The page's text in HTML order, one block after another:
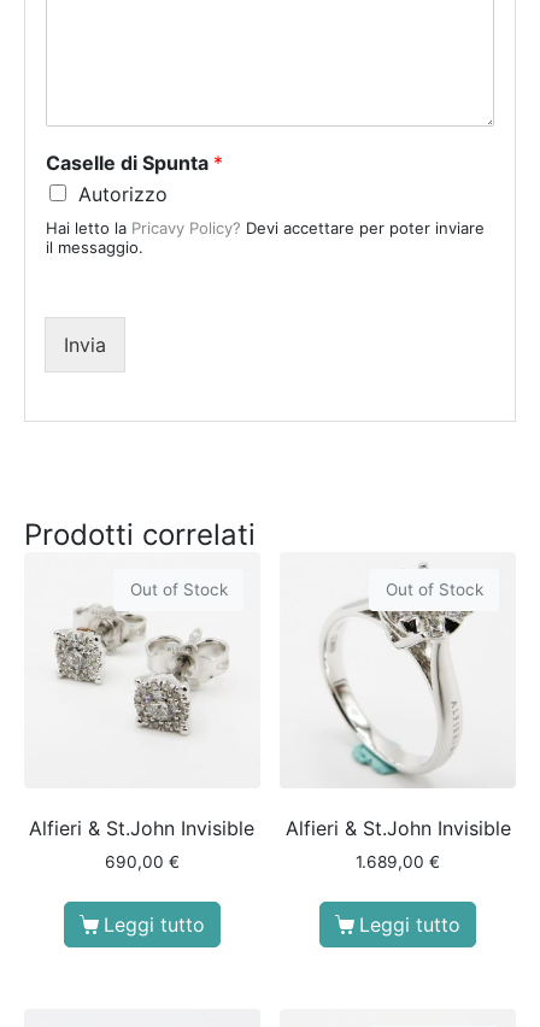
t
e
s
+
Caselle di Spunta *
Autorizzo
Hai letto la Pricavy Policy? Devi accettare per poter inviare
il messaggio.
Invia
Prodotti correlati
Out of Stock
Alfieri & St.John Invisible
690,00 €
Leggi tutto
Out of Stock
Alfieri & St.John Invisible
1.689,00€
Leggi tutto